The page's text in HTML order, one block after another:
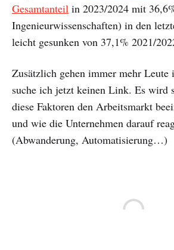
Gesamtanteil in 2023/2024 mit
Ingenieurwissenschaften) in den
leicht gesunken von 37,1% 2021/
Zusätzlich gehen immer mehr Leute
suche ich jetzt keinen Link. Es wird
diese Faktoren den Arbeitsmarkt
und wie die Unternehmen darauf
(Abwanderung, Automatisierung…)